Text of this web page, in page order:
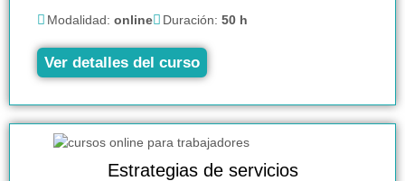
Modalidad: online Duración: 50 h
Ver detalles del curso
Estrategias de servicios